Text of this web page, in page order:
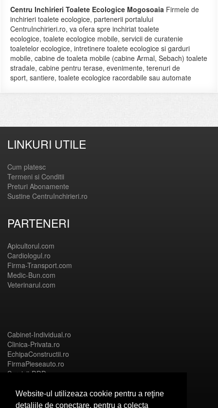
Website-ul utilizeaza cookie pentru a reţine
detaliile de conectare, pentru a colecta
Centru Inchirieri Toalete Ecologice Mogosoaia Firmele de
inchirieri toalete ecologice, partenerii portalului
CentruInchirieri.ro, va ofera spre inchiriat toalete
ecologice, toalete ecologice mobile, servicii de curatenie
toaletelor ecologice, intretinere toalete ecologice si garduri
mobile, cabine de toaleta mobile (cabine Armal, Sebach) toalete
stradale, cabine pentru terase, evenimente, terenuri de
sport, santiere, toalete ecologice racordabile sau automate
LINKURI UTILE
Cum platesc
Termeni si Conditii
Preturi Abonamente
Sustine CentruInchirieri.ro
PARTENERI
Apicultorul.com
Cardiologul.ro
Firma-Transport.com
Medic-Bun.com
Veterinarul.com
Cabinet-Individual.ro
Clinica-Privata.ro
EchipaConstructii.ro
FirmaPieseauto.ro
Servicii-DDD.com